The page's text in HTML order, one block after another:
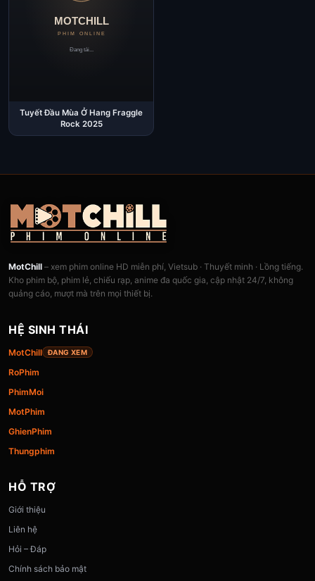
Tuyết Đầu Mùa Ở Hang Fraggle
Rock 2025
MotChill – xem phim online HD miễn phí, Vietsub · Thuyết minh · Lồng tiếng.
Kho phim bộ, phim lẻ, chiếu rạp, anime đa quốc gia, cập nhật 24/7, không
quảng cáo, mượt mà trên mọi thiết bị.
HỆ SINH THÁI
MotChill ĐANG XEM
RoPhim
PhimMoi
MotPhim
GhienPhim
Thungphim
HỖ TRỢ
Giới thiệu
Liên hệ
Hỏi – Đáp
Chính sách bảo mật